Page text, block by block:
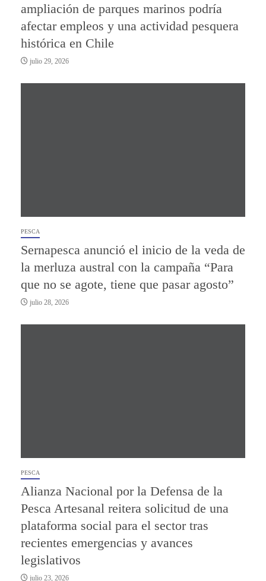
ampliación de parques marinos podría
afectar empleos y una actividad pesquera
histórica en Chile
julio 29, 2026
PESCA
Sernapesca anunció el inicio de la veda de
la merluza austral con la campaña “Para
que no se agote, tiene que pasar agosto”
julio 28, 2026
PESCA
Alianza Nacional por la Defensa de la
Pesca Artesanal reitera solicitud de una
plataforma social para el sector tras
recientes emergencias y avances
legislativos
julio 23, 2026